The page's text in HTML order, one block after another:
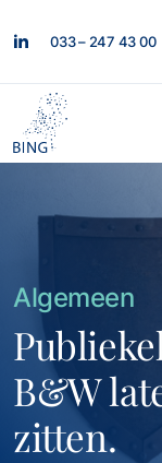
033 – 247 43 00
Algemeen
B&W
zitten.